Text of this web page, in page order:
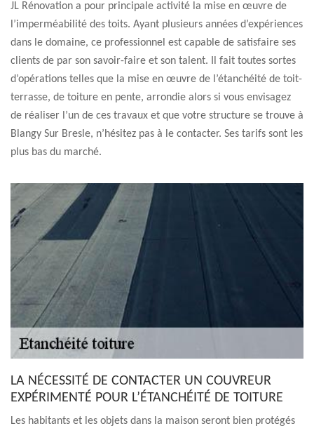
JL Rénovation a pour principale activité la mise en œuvre de
l’imperméabilité des toits. Ayant plusieurs années d’expériences
dans le domaine, ce professionnel est capable de satisfaire ses
clients de par son savoir-faire et son talent. Il fait toutes sortes
d’opérations telles que la mise en œuvre de l’étanchéité de toit-
terrasse, de toiture en pente, arrondie alors si vous envisagez
de réaliser l’un de ces travaux et que votre structure se trouve à
Blangy Sur Bresle, n’hésitez pas à le contacter. Ses tarifs sont les
plus bas du marché.
LA NÉCESSITÉ DE CONTACTER UN COUVREUR
EXPÉRIMENTÉ POUR L’ÉTANCHÉITÉ DE TOITURE
Les habitants et les objets dans la maison seront bien protégés